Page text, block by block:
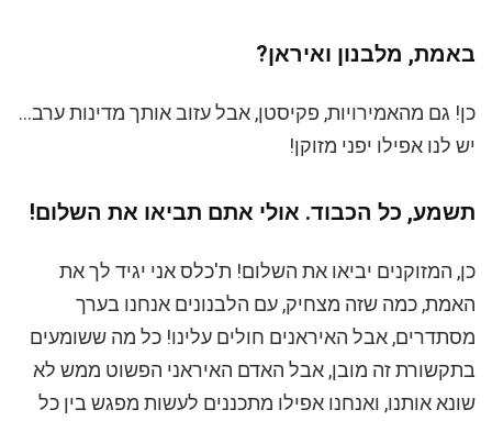
באמת, מלבנון ואיראן?
כן! גם מהאמירויות, פקיסטן, אבל עזוב אותך מדינות ערב…
יש לנו אפילו יפני מזוקן!
תשמע, כל הכבוד. אולי אתם תביאו את השלום!
כן, המזוקנים יביאו את השלום! ת'כלס אני יגיד לך את
האמת, כמה שזה מצחיק, עם הלבנונים אנחנו בערך
מסתדרים, אבל האיראנים חולים עלינו! כל מה ששומעים
בתקשורת זה מובן, אבל האדם האיראני הפשוט ממש לא
שונא אותנו, ואנחנו אפילו מתכננים לעשות מפגש בין כל